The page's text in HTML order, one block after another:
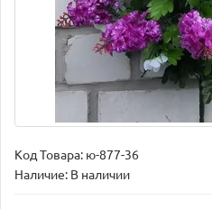
Код Товара: ю-877-36
Наличие: В наличии